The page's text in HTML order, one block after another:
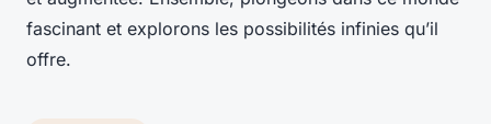
fascinant et explorons les possibilités infinies qu’il
offre.